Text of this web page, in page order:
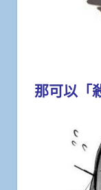
那可以「